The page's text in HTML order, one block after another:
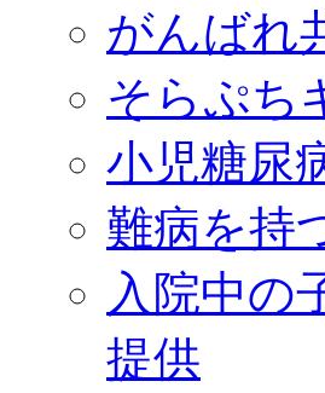
がんばれ
そらぷち
小児糖尿
難病を持
入院中の
提供